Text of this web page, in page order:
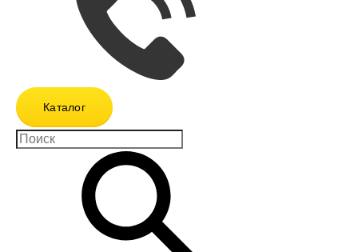
Каталог